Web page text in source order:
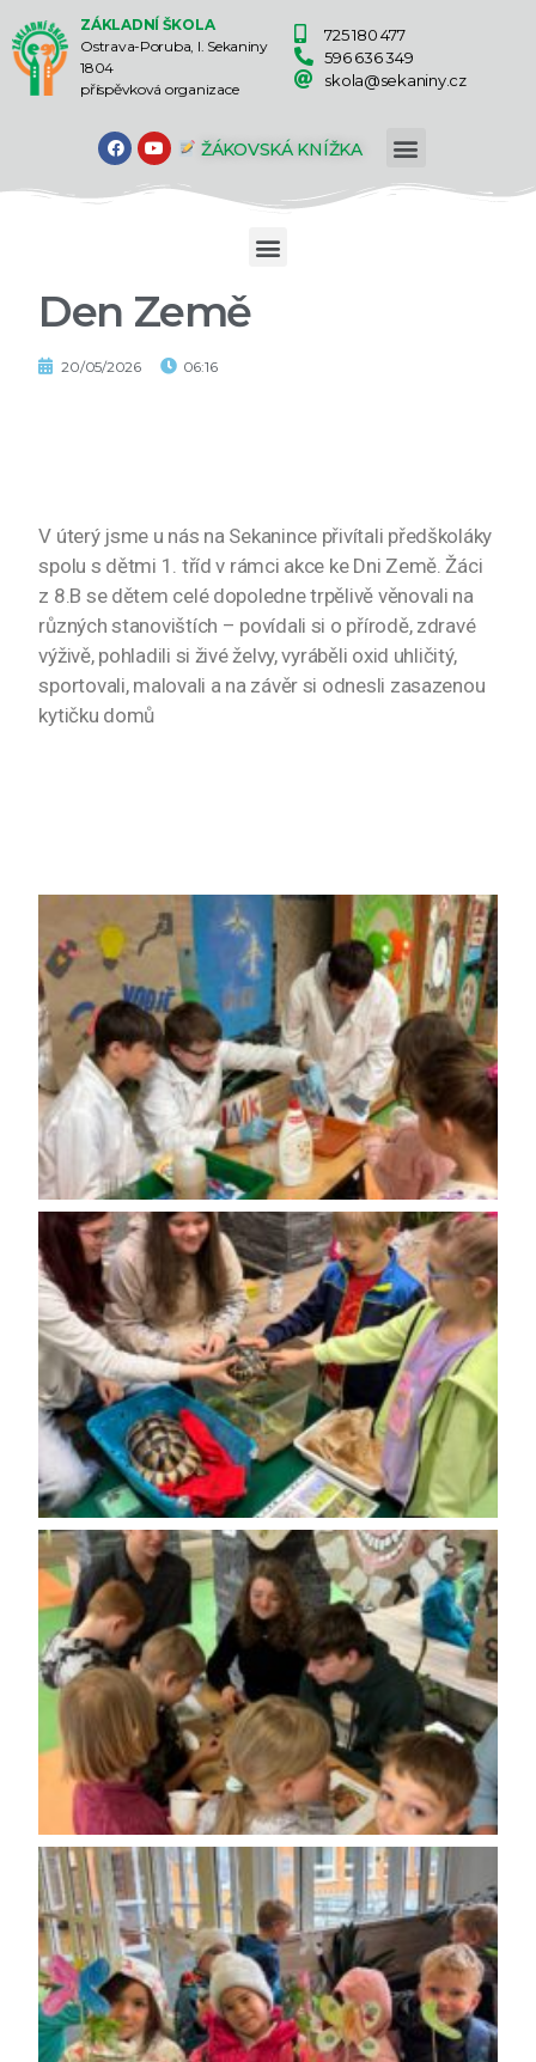
ZÁKLADNÍ ŠKOLA
Ostrava-Poruba, I. Sekaniny
1804
příspěvková organizace
725 180 477
596 636 349
skola@sekaniny.cz
ŽÁKOVSKÁ KNÍŽKA
Den Země
20/05/2026 06:16
V úterý jsme u nás na Sekanince přivítali předškoláky
spolu s dětmi 1. tříd v rámci akce ke Dni Země. Žáci
z 8.B se dětem celé dopoledne trpělivě věnovali na
různých stanovištích – povídali si o přírodě, zdravé
výživě, pohladili si živé želvy, vyráběli oxid uhličitý,
sportovali, malovali a na závěr si odnesli zasazenou
kytičku domů